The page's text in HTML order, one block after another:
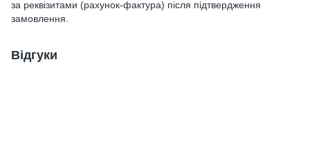
за реквізитами (рахунок-фактура) після підтвердження
замовлення.
Відгуки